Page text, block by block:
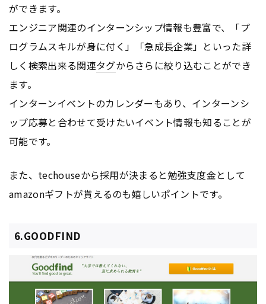
ができます。
エンジニア関連のインターンシップ情報も豊富で、「プ
ログラムスキルが身に付く」「急成長企業」といった詳
しく検索出来る関連タグからさらに絞り込むことができ
ます。
インターンイベントのカレンダーもあり、インターンシ
ップ応募と合わせて受けたいイベント情報も知ることが
可能です。
また、techouseから採用が決まると勉強支度金として
amazonギフトが貰えるのも嬉しいポイントです。
6.GOODFIND